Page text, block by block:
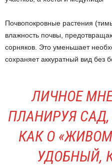
Почвопокровные растения
влажность почвы,
сорняков. Это уменьшает
сохраняет аккуратный вид без
ЛИЧНОЕ
ПЛАНИРУЯ
КАК О
УДОБНЫЙ,